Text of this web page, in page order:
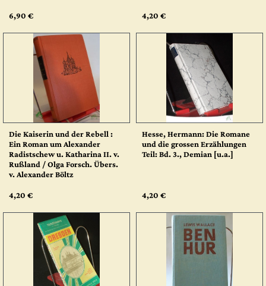
6,90 € 4,20 €
Die Kaiserin und der Rebell :
Ein Roman um Alexander
Radistschew u. Katharina II. v.
Rußland / Olga Forsch. Übers.
v. Alexander Böltz
4,20 €
Hesse, Hermann: Die Romane
und die grossen Erzählungen
Teil: Bd. 3., Demian [u.a.]
4,20 €